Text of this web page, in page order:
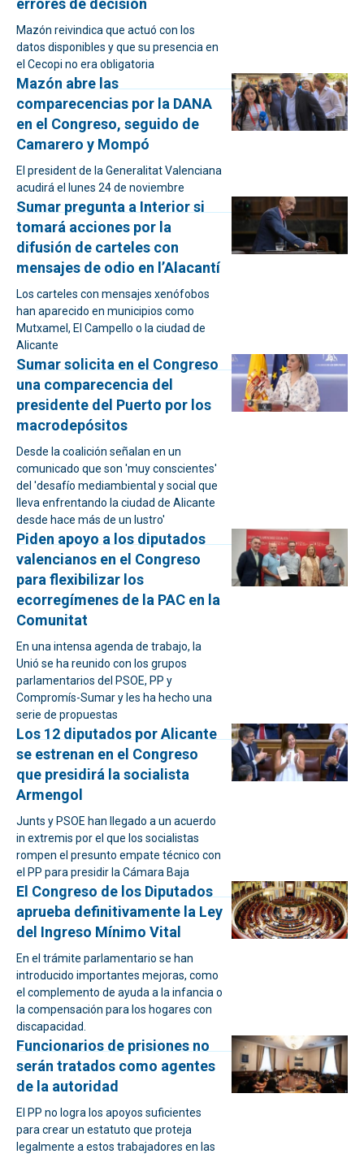
errores de decisión
Mazón reivindica que actuó con los
datos disponibles y que su presencia en
el Cecopi no era obligatoria
Mazón abre las
comparecencias por la DANA
en el Congreso, seguido de
Camarero y Mompó
El president de la Generalitat Valenciana
acudirá el lunes 24 de noviembre
Sumar pregunta a Interior si
tomará acciones por la
difusión de carteles con
mensajes de odio en l’Alacantí
Los carteles con mensajes xenófobos
han aparecido en municipios como
Mutxamel, El Campello o la ciudad de
Alicante
Sumar solicita en el Congreso
una comparecencia del
presidente del Puerto por los
macrodepósitos
Desde la coalición señalan en un
comunicado que son 'muy conscientes'
del 'desafío mediambiental y social que
lleva enfrentando la ciudad de Alicante
desde hace más de un lustro'
Piden apoyo a los diputados
valencianos en el Congreso
para flexibilizar los
ecorregímenes de la PAC en la
Comunitat
En una intensa agenda de trabajo, la
Unió se ha reunido con los grupos
parlamentarios del PSOE, PP y
Compromís-Sumar y les ha hecho una
serie de propuestas
Los 12 diputados por Alicante
se estrenan en el Congreso
que presidirá la socialista
Armengol
Junts y PSOE han llegado a un acuerdo
in extremis por el que los socialistas
rompen el presunto empate técnico con
el PP para presidir la Cámara Baja
El Congreso de los Diputados
aprueba definitivamente la Ley
del Ingreso Mínimo Vital
En el trámite parlamentario se han
introducido importantes mejoras, como
el complemento de ayuda a la infancia o
la compensación para los hogares con
discapacidad.
Funcionarios de prisiones no
serán tratados como agentes
de la autoridad
El PP no logra los apoyos suficientes
para crear un estatuto que proteja
legalmente a estos trabajadores en las